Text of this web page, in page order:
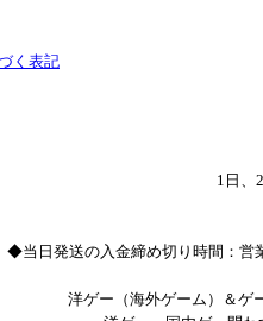
く表記
1日、
◆当日発送の入金締め切り時間：営
洋ゲー（海外ゲーム）＆ゲ